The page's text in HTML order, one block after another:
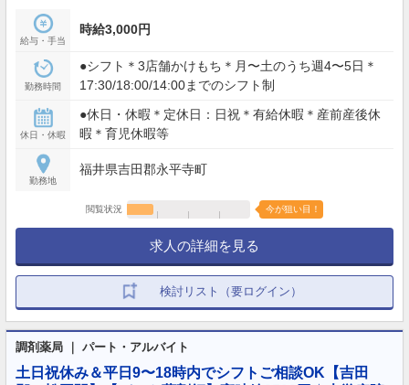
給与・手当
時給3,000円
勤務時間
●シフト＊3店舗かけもち＊月〜土のうち週4〜5日＊
17:30/18:00/14:00までのシフト制
休日・休暇
●休日・休暇＊定休日：日祝＊有給休暇＊産前産後休
暇＊育児休暇等
勤務地
福井県吉田郡永平寺町
閲覧状況 今が狙い目！
求人の詳細を見る
検討リスト（要ログイン）
調剤薬局 ｜ パート・アルバイト
土日祝休み＆平日9〜18時内でシフトご相談OK【吉田